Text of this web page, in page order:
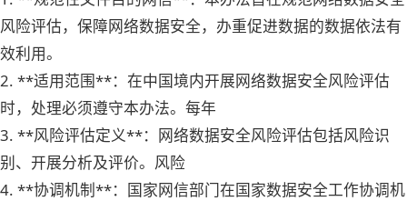
风险评估，保障网络数据安全，办重促进数据的数据依法有
效利用。
2. **适用范围**：在中国境内开展网络数据安全风险评估
时，处理必须遵守本办法。每年
3. **风险评估定义**：网络数据安全风险评估包括风险识
别、开展分析及评价。风险
4. **协调机制**：国家网信部门在国家数据安全工作协调机